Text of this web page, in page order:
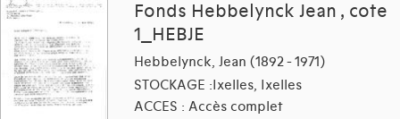
Fonds Hebbelynck Jean , cote
1_HEBJE
Hebbelynck, Jean (1892 - 1971)
STOCKAGE :Ixelles, Ixelles
ACCES : Accès complet